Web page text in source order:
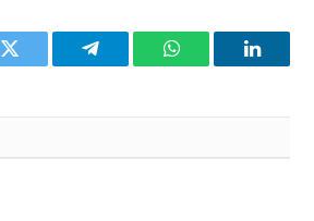
Twitter Telegram WhatsAppLinkedIn